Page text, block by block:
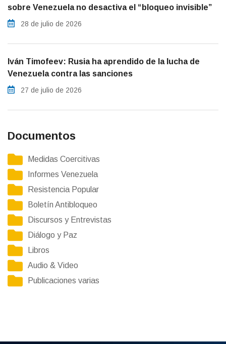
sobre Venezuela no desactiva el “bloqueo invisible”
28 de julio de 2026
Iván Timofeev: Rusia ha aprendido de la lucha de
Venezuela contra las sanciones
27 de julio de 2026
Documentos
Medidas Coercitivas
Informes Venezuela
Resistencia Popular
Boletín Antibloqueo
Discursos y Entrevistas
Diálogo y Paz
Libros
Audio & Video
Publicaciones varias